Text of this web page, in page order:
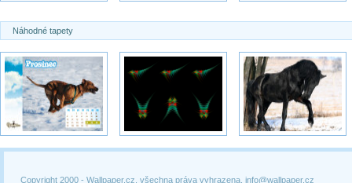
Náhodné tapety
Copyright 2000 - Wallpaper.cz, všechna práva vyhrazena, info@wallpaper.cz